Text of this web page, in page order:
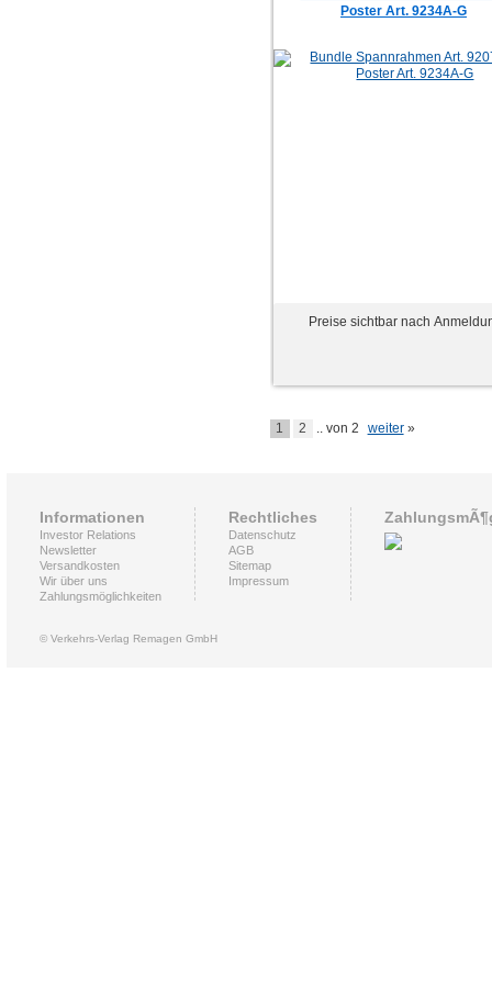
Poster Art. 9234A-G
Preise sichtbar nach
1 2 .. von 2 weiter»
Informationen
Investor Relations
Newsletter
Versandkosten
Wir über uns
Zahlungsmöglichkeiten
Rechtliches
Datenschutz
AGB
Sitemap
Impressum
© Verkehrs-Verlag Remagen GmbH